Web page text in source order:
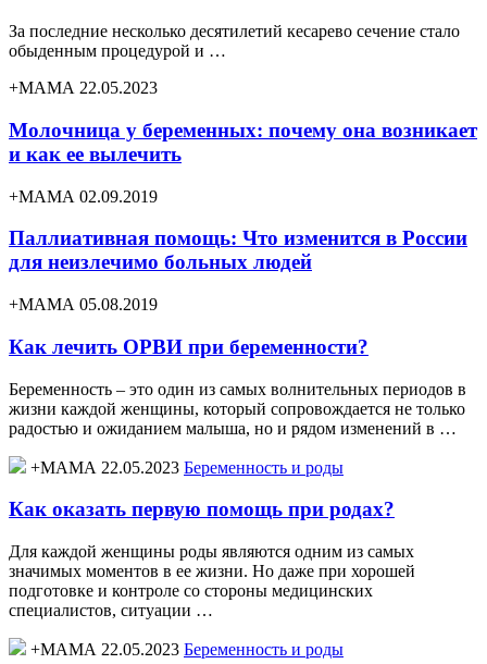
За последние несколько десятилетий кесарево сечение стало
обыденным процедурой и …
+МАМА 22.05.2023
Молочница у беременных: почему она возникает
и как ее вылечить
+МАМА 02.09.2019
Паллиативная помощь: Что изменится в России
для неизлечимо больных людей
+МАМА 05.08.2019
Как лечить ОРВИ при беременности?
Беременность – это один из самых волнительных периодов в
жизни каждой женщины, который сопровождается не только
радостью и ожиданием малыша, но и рядом изменений в …
+МАМА 22.05.2023 Беременность и роды
Как оказать первую помощь при родах?
Для каждой женщины роды являются одним из самых
значимых моментов в ее жизни. Но даже при хорошей
подготовке и контроле со стороны медицинских
специалистов, ситуации …
+МАМА 22.05.2023 Беременность и роды